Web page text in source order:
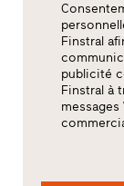
Finstral
publicité
Finstral à